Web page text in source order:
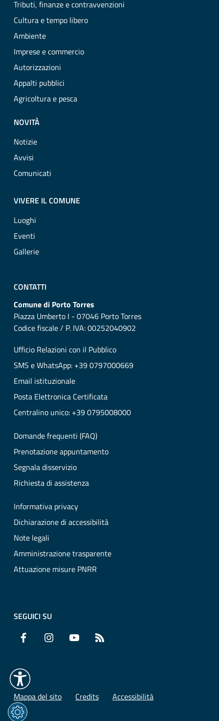
Tributi, finanze e contravvenzioni
Cultura e tempo libero
Ambiente
Imprese e commercio
Autorizzazioni
Appalti pubblici
Agricoltura e pesca
NOVITÀ
Notizie
Avvisi
Comunicati
VIVERE IL COMUNE
Luoghi
Eventi
Gallerie
CONTATTI
Comune di Porto Torres
Piazza Umberto I - 07046 Porto Torres
Codice fiscale / P. IVA: 00252040902
Ufficio Relazioni con il Pubblico
SMS e WhatsApp: +39 0797000669
Email istituzionale
Posta Elettronica Certificata
Centralino unico: +39 0795008000
Domande frequenti (FAQ)
Prenotazione appuntamento
Segnala disservizio
Richiesta di assistenza
Informativa privacy
Dichiarazione di accessibilità
Note legali
Amministrazione trasparente
Attuazione misure PNRR
SEGUICI SU
Facebook Instagram YouTube
Mappa del sito Credits Accessibilità